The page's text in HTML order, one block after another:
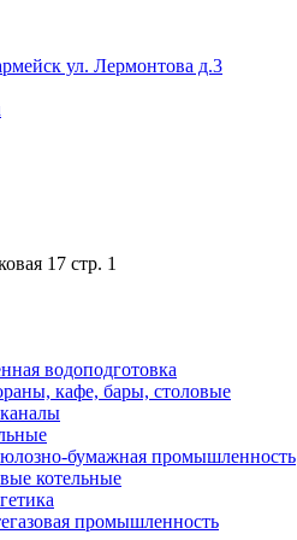
ул. Лермонтова д.3
17 стр. 1
водоподготовка
кафе, бары, столовые
бумажная промышленность
котельные
промышленность